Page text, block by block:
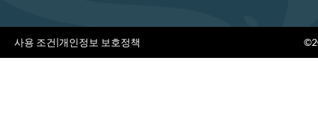
사용 조건 개인정보 보호정책